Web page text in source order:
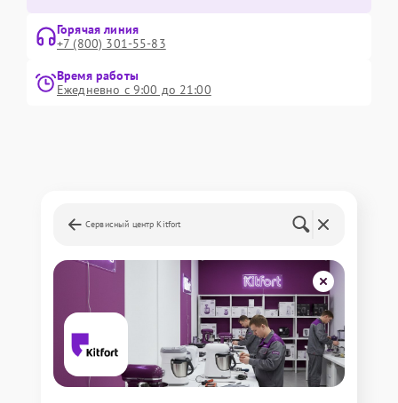
Горячая линия
+7 (800) 301-55-83
Время работы
Ежедневно с 9:00 до 21:00
Сервисный центр Kitfort